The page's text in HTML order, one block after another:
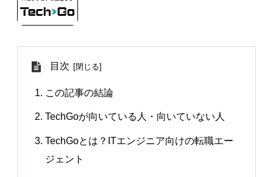
目次
この記事の結論
TechGoが向いている人・向いていない人
TechGoとは？ITエンジニア向けの転職エー
ジェント